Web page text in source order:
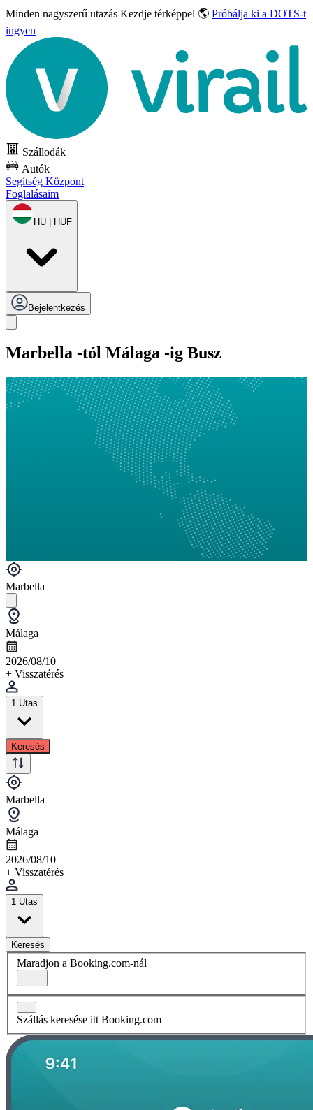
Minden nagyszerű utazás Kezdje térképpel 🌎 Próbálja ki a DOTS-t
ingyen
Szállodák
Autók
Segítség Központ
Foglalásaim
HU | HUF
Bejelentkezés
Marbella -tól Málaga -ig Busz
Marbella
Málaga
2026/08/10
+ Visszatérés
1 Utas
Keresés
Marbella
Málaga
2026/08/10
+ Visszatérés
1 Utas
Keresés
Maradjon a Booking.com-nál
Szállás keresése itt Booking.com